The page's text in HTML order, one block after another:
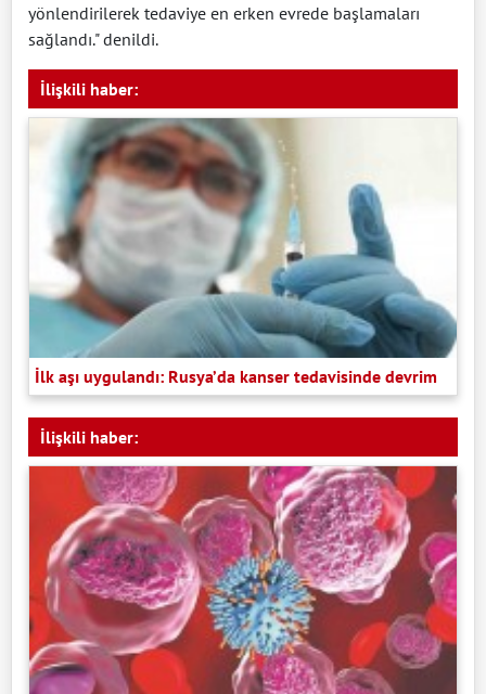
yönlendirilerek tedaviye en erken evrede başlamaları
sağlandı." denildi.
İlişkili haber:
İlk aşı uygulandı: Rusya’da kanser tedavisinde devrim
İlişkili haber: